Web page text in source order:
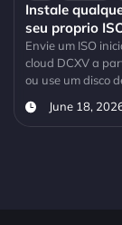
Instale
seu proprio
Envie um ISO
cloud DCXV a
ou use um disco
June 18,